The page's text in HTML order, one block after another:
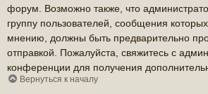
форум. Возможно также, что
группу пользователей, сообщения
мнению, должны быть предварительно
отправкой. Пожалуйста, свяжитесь с
конференции для получения
Вернуться к началу